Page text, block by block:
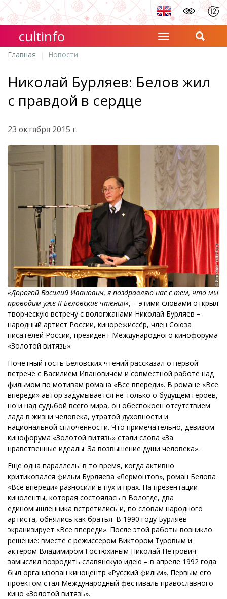
cultinfo
Главная Новости
Николай Бурляев: Белов жил
с правдой в сердце
23 октября 2015 г.
«Дорогой Василий Иванович, я поздравляю нас с тем, что мы
проводим уже II Беловские чтения», – этими словами открыл
творческую встречу с вологжанами Николай Бурляев –
народный артист России, кинорежиссёр, член Союза
писателей России, президент Международного кинофорума
«Золотой витязь».
Почетный гость Беловских чтений рассказал о первой
встрече с Василием Ивановичем и совместной работе над
фильмом по мотивам романа «Все впереди». В романе «Все
впереди» автор задумывается не только о будущем героев,
но и над судьбой всего мира, он обеспокоен отсутствием
лада в жизни человека, утратой духовности и
национальной сплоченности. Что примечательно, девизом
кинофорума «Золотой витязь» стали слова «За
нравственные идеалы. За возвышение души человека».
Еще одна параллель: в то время, когда активно
критиковался фильм Бурляева «Лермонтов», роман Белова
«Все впереди» разносили в пух и прах. На презентации
киноленты, которая состоялась в Вологде, два
единомышленника встретились и, по словам народного
артиста, обнялись как братья. В 1990 году Бурляев
экранизирует «Все впереди». После этой работы возникло
решение: вместе с режиссером Виктором Туровым и
актером Владимиром Гостюхиным Николай Петрович
замыслил возродить славянскую идею – в апреле 1992 года
был организован киноцентр «Русский фильм». Первым его
проектом стал Международный фестиваль православного
кино «Золотой витязь».